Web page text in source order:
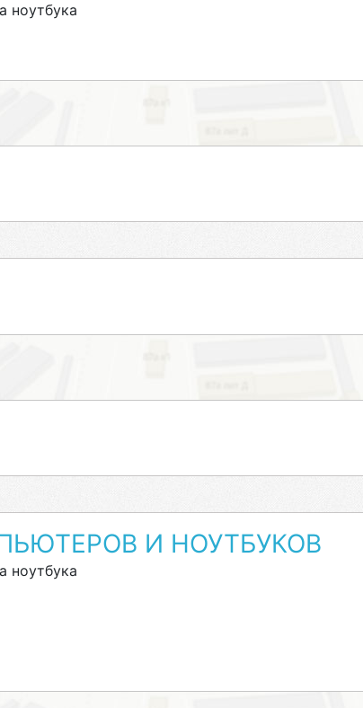
ноутбука
И НОУТБУКОВ
ноутбука